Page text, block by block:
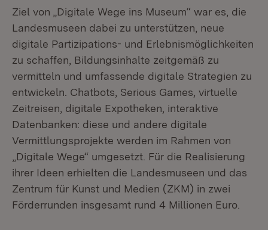
Ziel von „Digitale Wege ins Museum“ war es, die
Landesmuseen dabei zu unterstützen, neue
digitale Partizipations- und Erlebnismöglichkeiten
zu schaffen, Bildungsinhalte zeitgemäß zu
vermitteln und umfassende digitale Strategien zu
entwickeln. Chatbots, Serious Games, virtuelle
Zeitreisen, digitale Expotheken, interaktive
Datenbanken: diese und andere digitale
Vermittlungsprojekte werden im Rahmen von
„Digitale Wege“ umgesetzt. Für die Realisierung
ihrer Ideen erhielten die Landesmuseen und das
Zentrum für Kunst und Medien (ZKM) in zwei
Förderrunden insgesamt rund 4 Millionen Euro.